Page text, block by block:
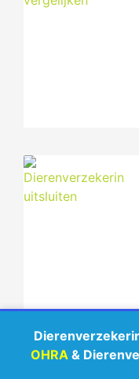
OHRA&